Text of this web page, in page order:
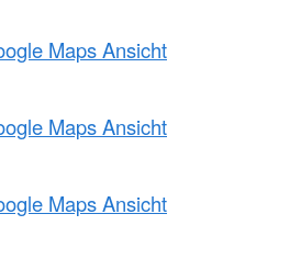
Maps Ansicht
Maps Ansicht
Maps Ansicht